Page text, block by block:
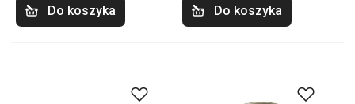
Do koszyka Do koszyka